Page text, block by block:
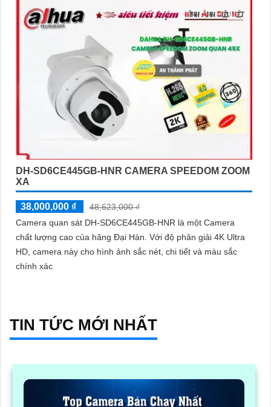
DH-SD6CE445GB-HNR CAMERA SPEEDOM ZOOM
XA
38,000,000 ₫
48,623,000 ₫
Camera quan sát DH-SD6CE445GB-HNR là một Camera
chất lượng cao của hãng Đại Hàn. Với độ phân giải 4K Ultra
HD, camera này cho hình ảnh sắc nét, chi tiết và màu sắc
chính xác
TIN TỨC MỚI NHẤT